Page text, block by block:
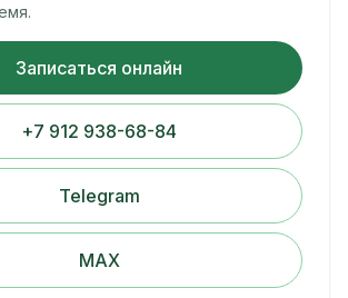
Записаться онлайн
+7 912 938-68-84
Telegram
MAX